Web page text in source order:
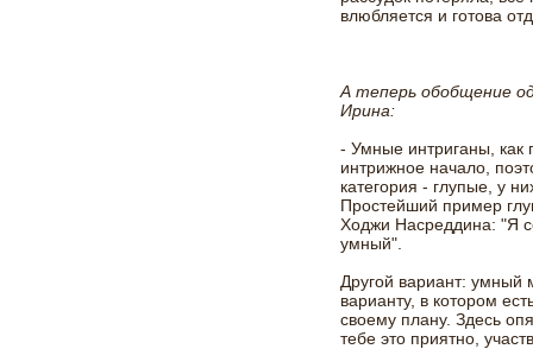
влюбляется и готова
А теперь обобщение
Ирина:
- Умные интриганы, как
интрижное начало,
категория - глупые, у
Простейший пример
Ходжи Насреддина: "Я
умный".
Другой вариант: умный
варианту, в котором
своему плану. Здесь
тебе это приятно,